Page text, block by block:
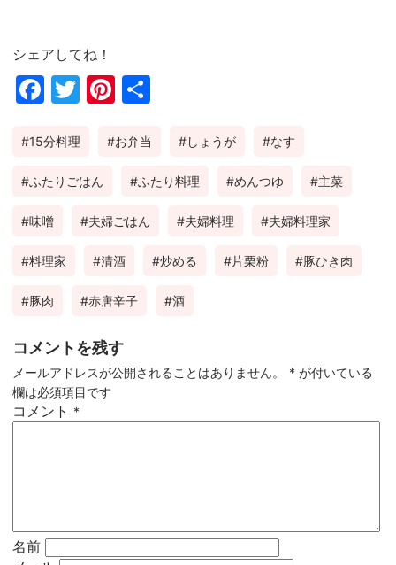
シェアしてね！
Fac
ok
Twi
Pin
est
15分料理 お弁当 しょうが なす
ふたりごはん ふたり料理 めんつゆ 主菜
味噌 夫婦ごはん 夫婦料理 夫婦料理家
料理家 清酒 炒める 片栗粉 豚ひき肉
豚肉 赤唐辛子 酒
コメントを残す
メールアドレスが公開されることはありません。 * が付いている
欄は必須項目です
コメント *
名前